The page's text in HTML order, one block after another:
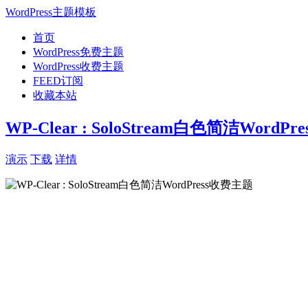
WordPress主题模板
首页
WordPress免费主题
WordPress收费主题
FEED订阅
收藏本站
WP-Clear : SoloStream白色简洁
演示 下载 详情